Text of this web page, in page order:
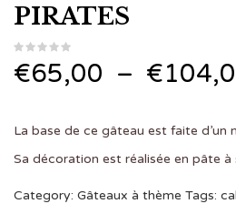
PIRATES
€65,00 – €
La base de ce gâteau est faite d’un
Sa décoration est réalisée en pâte à
Category: Gâteaux à thème Tags: